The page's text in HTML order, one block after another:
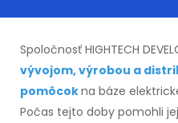
Spoločnosť HIGHTECH
vývojom, výrobou a
pomôcokna báze
Počas tejto doby pomohli